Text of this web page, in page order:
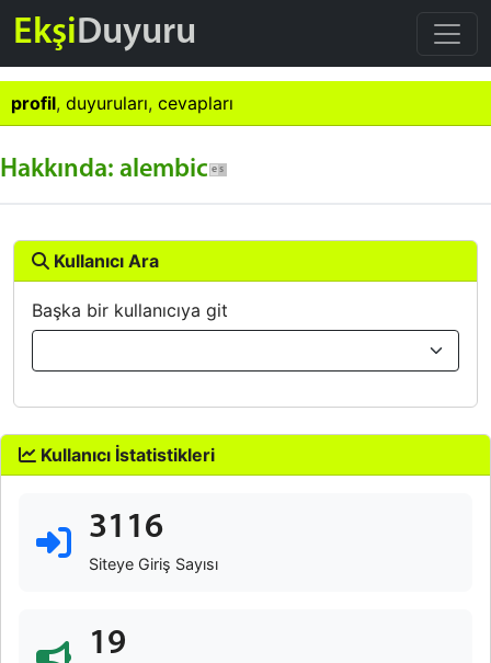
EkşiDuyuru
profil, duyuruları, cevapları
Hakkında: alembic
Kullanıcı Ara
Başka bir kullanıcıya git
Kullanıcı İstatistikleri
3116
Siteye Giriş Sayısı
19